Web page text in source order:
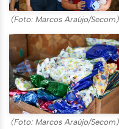
(Foto: Marcos Araújo/Secom)
(Foto: Marcos Araújo/Secom)